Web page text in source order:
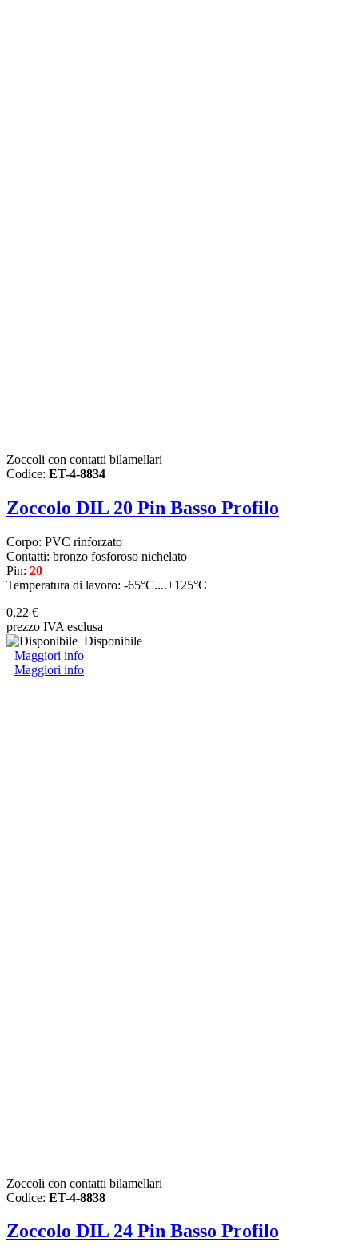
Zoccoli con contatti bilamellari
Codice: ET-4-8834
Zoccolo DIL 20 Pin Basso Profilo
Corpo: PVC rinforzato
Contatti: bronzo fosforoso nichelato
Pin: 20
Temperatura di lavoro: -65°C....+125°C
0,22 €
prezzo IVA esclusa
Disponibile
Maggiori info
Maggiori info
Zoccoli con contatti bilamellari
Codice: ET-4-8838
Zoccolo DIL 24 Pin Basso Profilo